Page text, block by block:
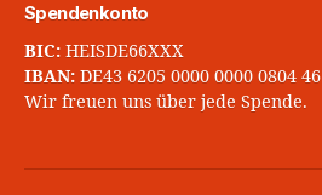
Spendenkonto
BIC: HEISDE66XXX
IBAN: DE43 6205 0000 0000 0804 46
Wir freuen uns über jede Spende.